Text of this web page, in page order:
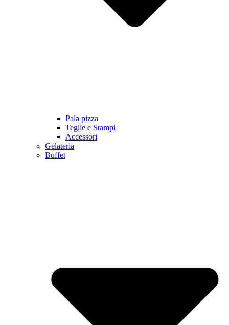
Pala pizza
Teglie e Stampi
Accessori
Gelateria
Buffet